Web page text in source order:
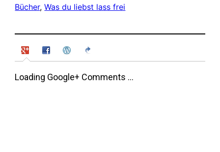
Bücher, Was du liebst lass frei
Loading Google+ Comments ...